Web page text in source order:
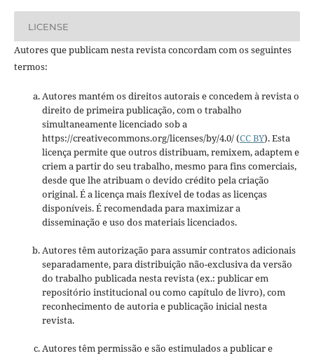
LICENSE
Autores que publicam nesta revista concordam com os seguintes
termos:
Autores mantém os direitos autorais e concedem à revista o
direito de primeira publicação, com o trabalho
simultaneamente licenciado sob a
https://creativecommons.org/licenses/by/4.0/ (CC BY). Esta
licença permite que outros distribuam, remixem, adaptem e
criem a partir do seu trabalho, mesmo para fins comerciais,
desde que lhe atribuam o devido crédito pela criação
original. É a licença mais flexível de todas as licenças
disponíveis. É recomendada para maximizar a
disseminação e uso dos materiais licenciados.
Autores têm autorização para assumir contratos adicionais
separadamente, para distribuição não-exclusiva da versão
do trabalho publicada nesta revista (ex.: publicar em
repositório institucional ou como capítulo de livro), com
reconhecimento de autoria e publicação inicial nesta
revista.
Autores têm permissão e são estimulados a publicar e